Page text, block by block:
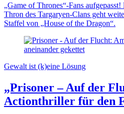
„Game of Thrones“-Fans
Thron des Targaryen-Clans geht
Staffel von „House of the Dragon“.
Gewalt ist (k)eine Lösung
„Prisoner – Auf der
Actionthriller für den